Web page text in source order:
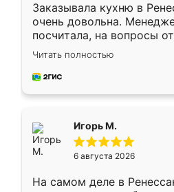
Заказывала кухню в
очень довольна.
посчитала, на вопросы
Замерщик приехал в
делу со всей
за день, ребята работали
Читать полностью
Игорь М.
6 августа 2026
На самом деле в